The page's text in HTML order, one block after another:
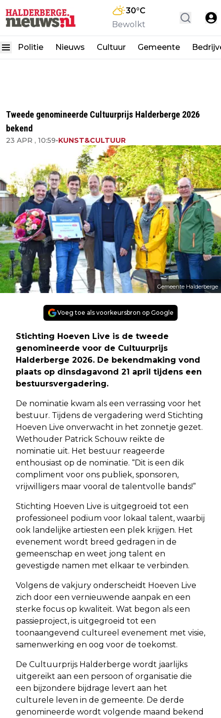
30°C
Bewolkt
Politie Nieuws Cultuur Gemeente
Tweede genomineerde Cultuurprijs Halderberge 2026
bekend
23 APR , 10:59•KUNST&CULTUUR
Gemeente Halderberge
Voeg toe als voorkeursbron op Google
Stichting Hoeven Live is de tweede
genomineerde voor de Cultuurprijs
Halderberge 2026. De bekendmaking vond
plaats op dinsdagavond 21 april tijdens een
bestuursvergadering.
De nominatie kwam als een verrassing voor het
bestuur. Tijdens de vergadering werd Stichting
Hoeven Live onverwacht in het zonnetje gezet.
Wethouder Patrick Schouw reikte de
nominatie uit. Het bestuur reageerde
enthousiast op de nominatie. “Dit is een dik
compliment voor ons publiek, sponsoren,
vrijwilligers maar vooral de talentvolle bands!”
Stichting Hoeven Live is uitgegroeid tot een
professioneel podium voor lokaal talent, waarbij
ook landelijke artiesten een plek krijgen. Het
evenement wordt breed gedragen in de
gemeenschap en weet jong talent en
gevestigde namen met elkaar te verbinden.
Volgens de vakjury onderscheidt Hoeven Live
zich door een vernieuwende aanpak en een
sterke focus op kwaliteit. Wat begon als een
passieproject, is uitgegroeid tot een
toonaangevend cultureel evenement met visie,
samenwerking en oog voor de toekomst.
De Cultuurprijs Halderberge wordt jaarlijks
uitgereikt aan een persoon of organisatie die
een bijzondere bijdrage levert aan het
culturele leven in de gemeente. De derde
genomineerde wordt volgende maand bekend